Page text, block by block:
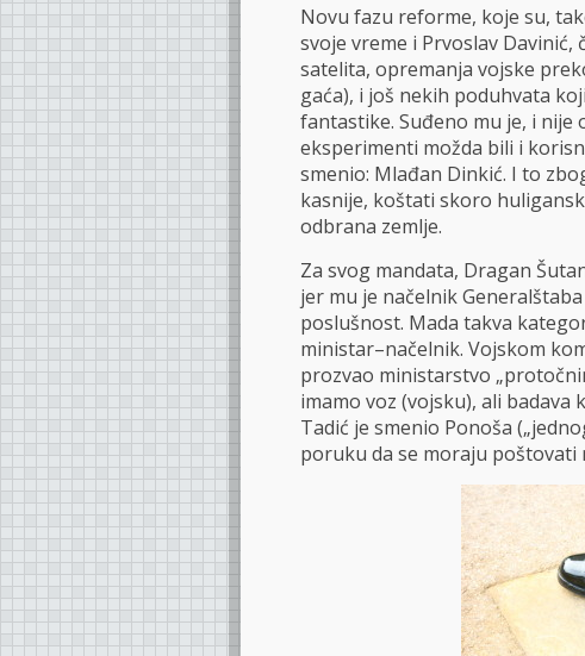
Novu fazu reforme, koje su,
svoje vreme i Prvoslav
satelita, opremanja vojske
gaća), i još nekih poduhvata
fantastike. Suđeno mu je, i nije
eksperimenti možda bili i
smenio: Mlađan Dinkić. I to
kasnije, koštati skoro
odbrana zemlje.
Za svog mandata, Dragan
jer mu je načelnik
poslušnost. Mada takva
ministar–načelnik. Vojskom
prozvao ministarstvo
imamo voz (vojsku), ali badava
Tadić je smenio Ponoša
poruku da se moraju poštovati